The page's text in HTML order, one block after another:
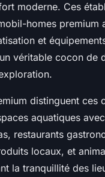
moderne. Ces
homes premium
et
véritable cocon de
distinguent ces
aquatiques
restaurants
locaux, et
la tranquillité des